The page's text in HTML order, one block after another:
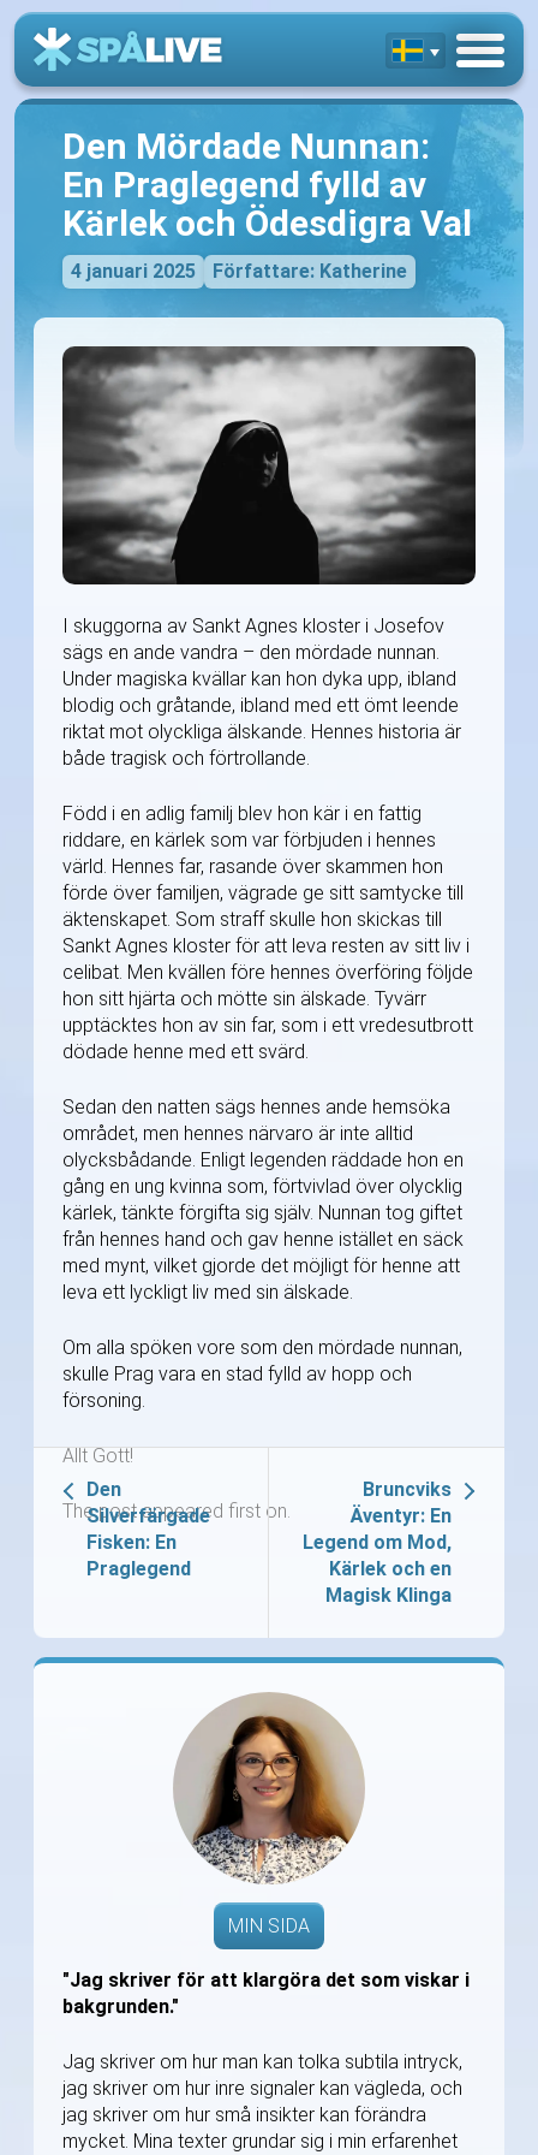
Den Mördade Nunnan:
En Praglegend fylld av
Kärlek och Ödesdigra Val
4 januari 2025 Författare: Katherine
I skuggorna av Sankt Agnes kloster i Josefov
sägs en ande vandra – den mördade nunnan.
Under magiska kvällar kan hon dyka upp, ibland
blodig och gråtande, ibland med ett ömt leende
riktat mot olyckliga älskande. Hennes historia är
både tragisk och förtrollande.
Född i en adlig familj blev hon kär i en fattig
riddare, en kärlek som var förbjuden i hennes
värld. Hennes far, rasande över skammen hon
förde över familjen, vägrade ge sitt samtycke till
äktenskapet. Som straff skulle hon skickas till
Sankt Agnes kloster för att leva resten av sitt liv i
celibat. Men kvällen före hennes överföring följde
hon sitt hjärta och mötte sin älskade. Tyvärr
upptäcktes hon av sin far, som i ett vredesutbrott
dödade henne med ett svärd.
Sedan den natten sägs hennes ande hemsöka
området, men hennes närvaro är inte alltid
olycksbådande. Enligt legenden räddade hon en
gång en ung kvinna som, förtvivlad över olycklig
kärlek, tänkte förgifta sig själv. Nunnan tog giftet
från hennes hand och gav henne istället en säck
med mynt, vilket gjorde det möjligt för henne att
leva ett lyckligt liv med sin älskade.
Om alla spöken vore som den mördade nunnan,
skulle Prag vara en stad fylld av hopp och
försoning.
Allt Gott!
The post appeared first on.
Den
Silverfärgade
Fisken: En
Praglegend
Bruncviks
Äventyr: En
Legend om Mod,
Kärlek och en
Magisk Klinga
MIN SIDA
"Jag skriver för att klargöra det som viskar i
bakgrunden."
Jag skriver om hur man kan tolka subtila intryck,
jag skriver om hur inre signaler kan vägleda, och
jag skriver om hur små insikter kan förändra
mycket. Mina texter grundar sig i min erfarenhet